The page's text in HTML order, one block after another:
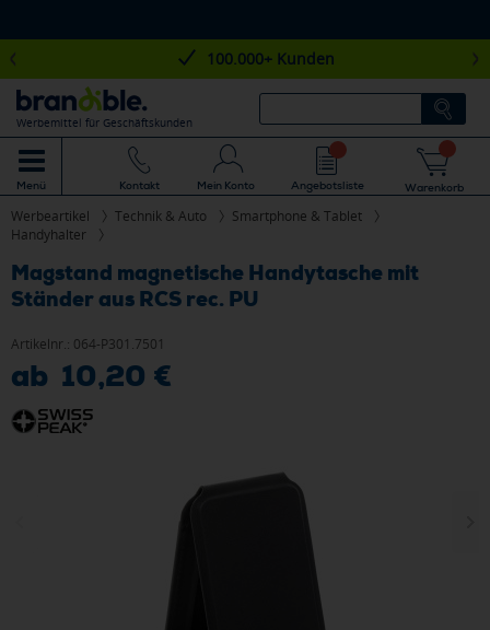
100.000+ Kunden
Werbemittel für Geschäftskunden
Menü Kontakt Mein Konto Angebotsliste Warenkorb
Werbeartikel Technik & Auto
Smartphone & Tablet
Handyhalter
Magstand magnetische Handytasche mit
Ständer aus RCS rec. PU
Artikelnr.: 064-P301.7501
ab 10,20 €